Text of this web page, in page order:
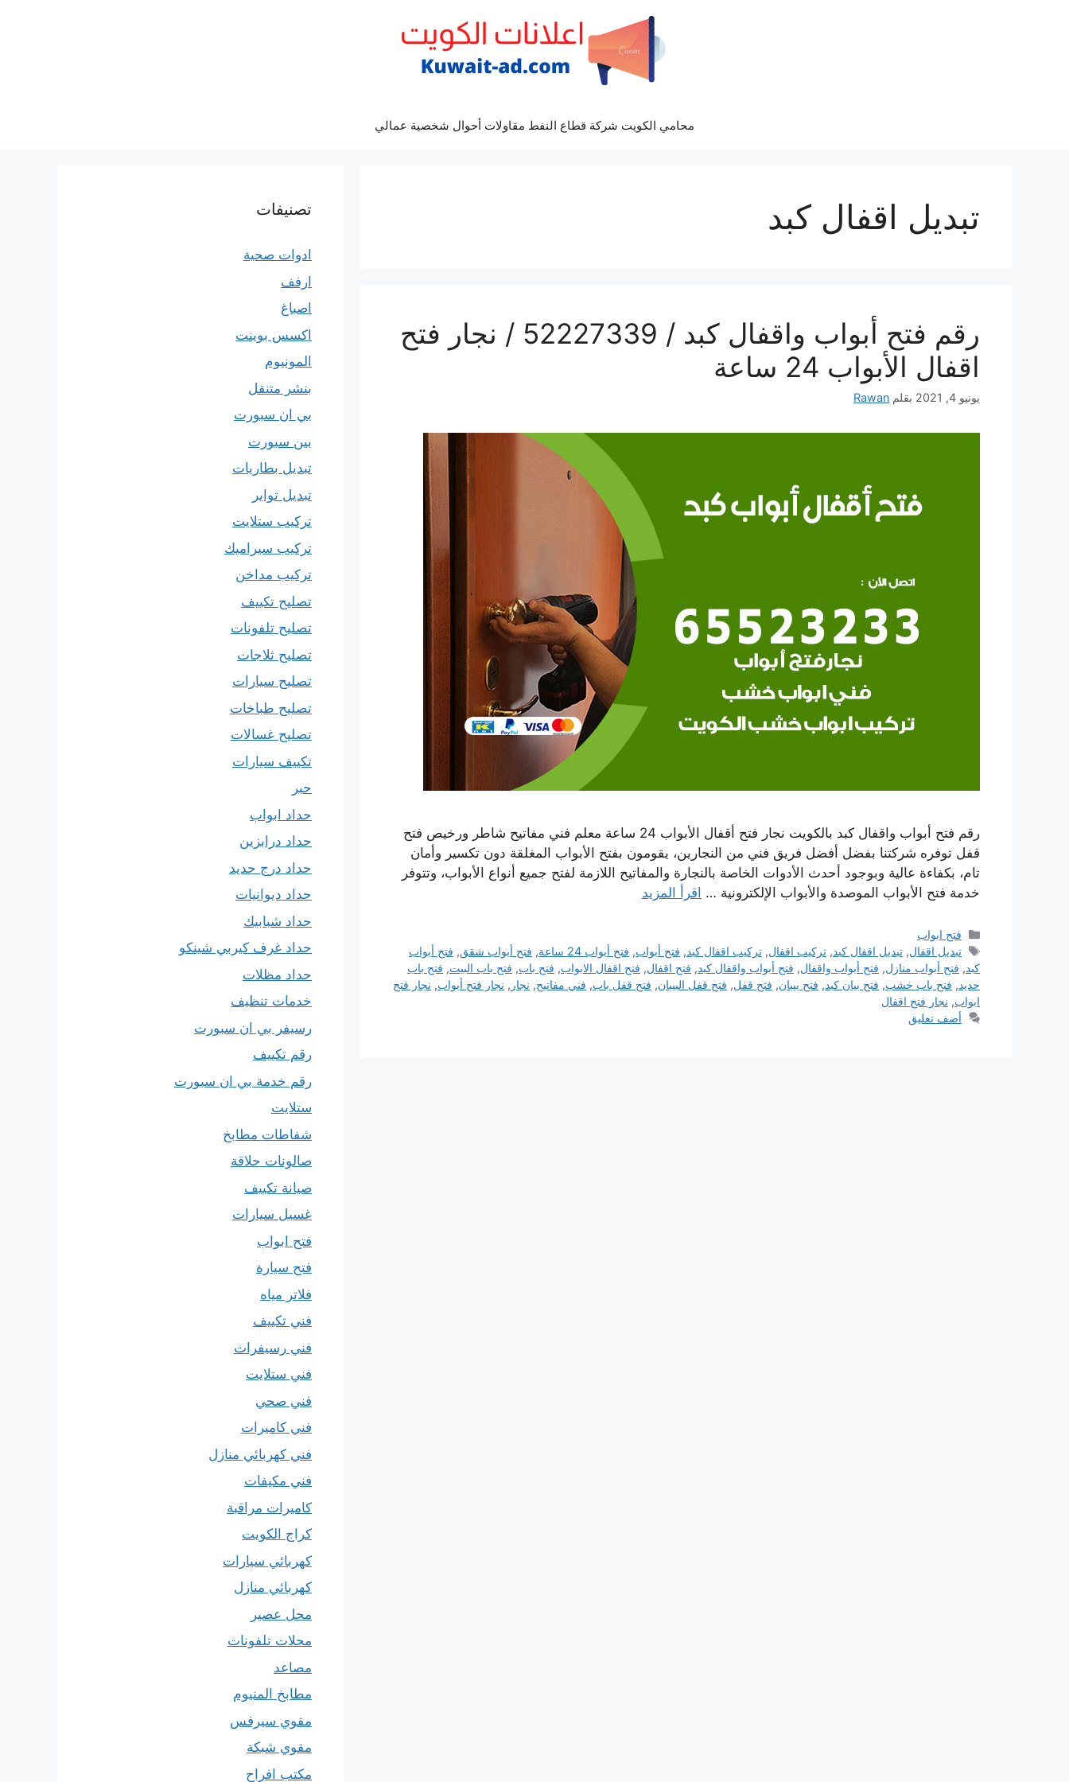
محامي الكويت شركة قطاع النفط مقاولات أحوال شخصية عمالي
تبديل اقفال كبد
رقم فتح أبواب واقفال كبد / 52227339 / نجار فتح
اقفال الأبواب 24 ساعة
يونيو 4, 2021 بقلم Rawan
رقم فتح أبواب واقفال كبد بالكويت نجار فتح أقفال الأبواب 24 ساعة معلم فني مفاتيح شاطر ورخيص فتح
قفل توفره شركتنا بفضل أفضل فريق فني من النجارين، يقومون بفتح الأبواب المغلقة دون تكسير وأمان
تام، بكفاءة عالية وبوجود أحدث الأدوات الخاصة بالنجارة والمفاتيح اللازمة لفتح جميع أنواع الأبواب، وتتوفر
خدمة فتح الأبواب الموصدة والأبواب الإلكترونية … اقرأ المزيد
التصنيفات
فتح ابواب
الوسوم
تبديل اقفال,تبديل اقفال كبد,تركيب اقفال,تركيب اقفال كبد, فتح أبواب, فتح أبواب 24 ساعة , فتح أبواب شقق, فتح أبواب
كبد, فتح أبواب منازل, فتح أبواب واقفال, فتح أبواب واقفال كبد, فتح اقفال, فتح اقفال الابواب, فتح باب, فتح باب البيت, فتح باب
حديد, فتح باب خشب, فتح بيان كبد, فتح بيبان, فتح قفل, فتح قفل البيبان, فتح قفل باب, فني مفاتيح, نجار , نجار فتح أبواب, نجار فتح
ابواب, نجار فتح اقفال
أضف تعليق
تصنيفات
ادوات صحية
ارفف
اصباغ
اكسس بوينت
المونيوم
بنشر متنقل
بي ان سبورت
بين سبورت
تبديل بطاريات
تبديل تواير
تركيب ستلايت
تركيب سيراميك
تركيب مداخن
تصليح تكييف
تصليح تلفونات
تصليح ثلاجات
تصليح سيارات
تصليح طباخات
تصليح غسالات
تكييف سيارات
حبر
حداد ابواب
حداد درابزين
حداد درج حديد
حداد ديوانيات
حداد شبابيك
حداد غرف كيربي شينكو
حداد مظلات
خدمات تنظيف
رسيفر بي ان سبورت
رقم تكييف
رقم خدمة بي ان سبورت
ستلايت
شفاطات مطابخ
صالونات حلاقة
صيانة تكييف
غسيل سيارات
فتح ابواب
فتح سيارة
فلاتر مياه
فني تكييف
فني رسيفرات
فني ستلايت
فني صحي
فني كاميرات
فني كهربائي منازل
فني مكيفات
كاميرات مراقبة
كراج الكويت
كهربائي سيارات
كهربائي منازل
محل عصير
محلات تلفونات
مصاعد
مطابخ المنيوم
مقوي سيرفس
مقوي شبكة
مكتب افراح